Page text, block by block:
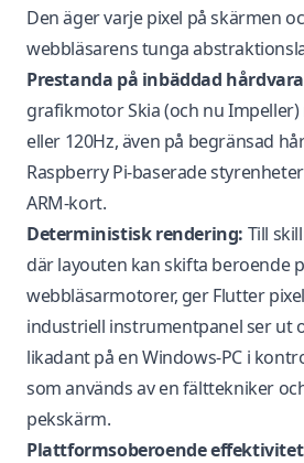
Den äger varje pixel på skärmen
webbläsarens tunga
Prestanda på inbäddad
grafikmotor Skia (och nu Impeller)
eller 120Hz, även på begränsad
Raspberry Pi-baserade
ARM-kort.
Deterministisk rendering: Till
där layouten kan skifta beroende
webbläsarmotorer, ger Flutter
industriell instrumentpanel ser ut
likadant på en Windows-PC i
som används av en fälttekniker
pekskärm.
Plattformsoberoende